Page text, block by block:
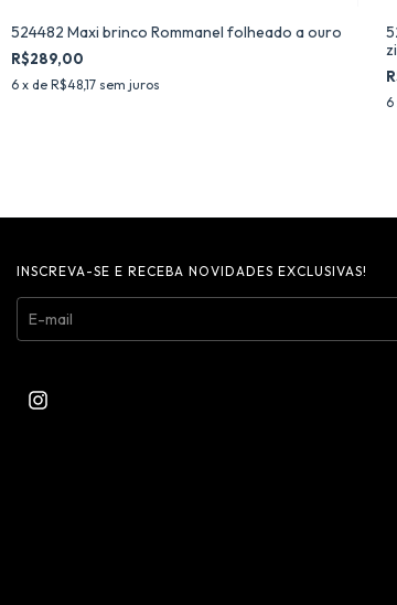
524482 Maxi brinco Rommanel folheado a ouro
R$289,00
6 x de R$48,17 sem juros
6
INSCREVA-SE E RECEBA NOVIDADES EXCLUSIVAS!